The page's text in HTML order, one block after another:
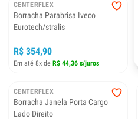
CENTERFLEX
Borracha Parabrisa Iveco
Eurotech/stralis
R$ 354,90
Em até 8x de R$ 44,36 s/juros
CENTERFLEX
Borracha Janela Porta Cargo
Lado Direito